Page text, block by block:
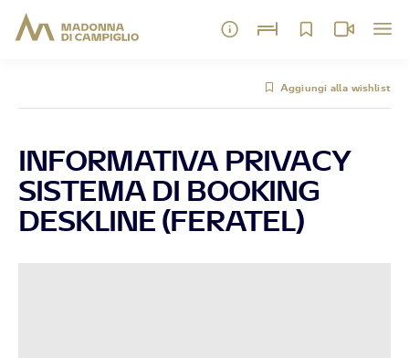
Aggiungi alla wishlist
INFORMATIVA PRIVACY
SISTEMA DI BOOKING
DESKLINE (FERATEL)